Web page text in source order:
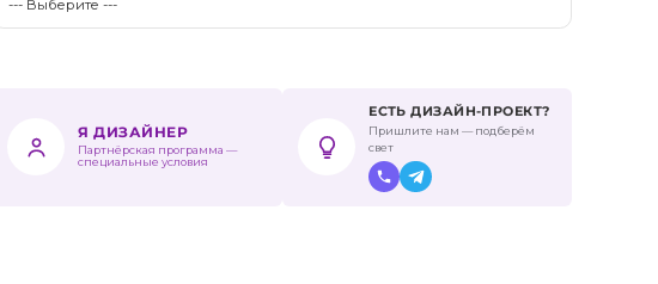
Я ДИЗАЙНЕР
Партнёрская программа —
специальные условия
ЕСТЬ ДИЗАЙН-ПРОЕКТ?
Пришлите нам — подберём
свет